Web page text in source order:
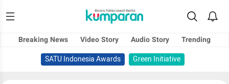
Breaking News Video Story Audio Story
Trending
SATU Indonesia Awards
Green Initiative